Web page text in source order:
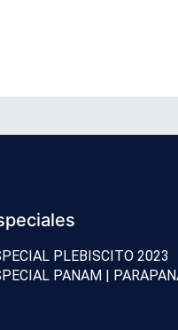
PLEBISCITO 2023
PANAM |